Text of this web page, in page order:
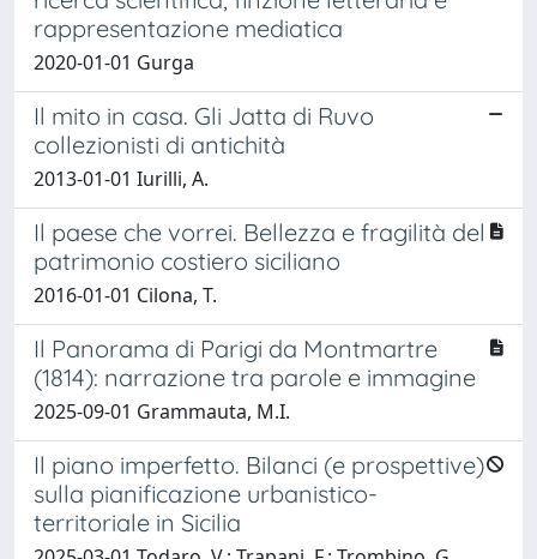
rappresentazione mediatica
2020-01-01 Gurga
Il mito in casa. Gli Jatta di Ruvo
collezionisti di antichità
2013-01-01 Iurilli, A.
Il paese che vorrei. Bellezza e fragilità del
patrimonio costiero siciliano
2016-01-01 Cilona, T.
Il Panorama di Parigi da Montmartre
(1814): narrazione tra parole e immagine
2025-09-01 Grammauta, M.I.
Il piano imperfetto. Bilanci (e prospettive)
sulla pianificazione urbanistico-
territoriale in Sicilia